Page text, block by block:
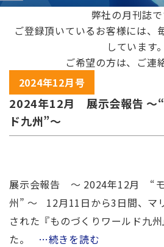
弊社の月刊誌で
ご登録頂いているお客様には、
しています。
ご希望の方は、ご連
2024年12月号
2024年12月 展示会報告 ～“
ド九州”～
展示会報告 ～ 2024年12月 “モ
州” ～ 12月11日から3日間、マ
された『ものづくりワールド九
た。 …続きを読む